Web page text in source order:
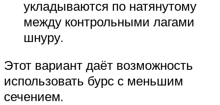
укладываются по натянутому
между контрольными лагами
шнуру.
Этот вариант даёт возможность
использовать бурс с меньшим
сечением.